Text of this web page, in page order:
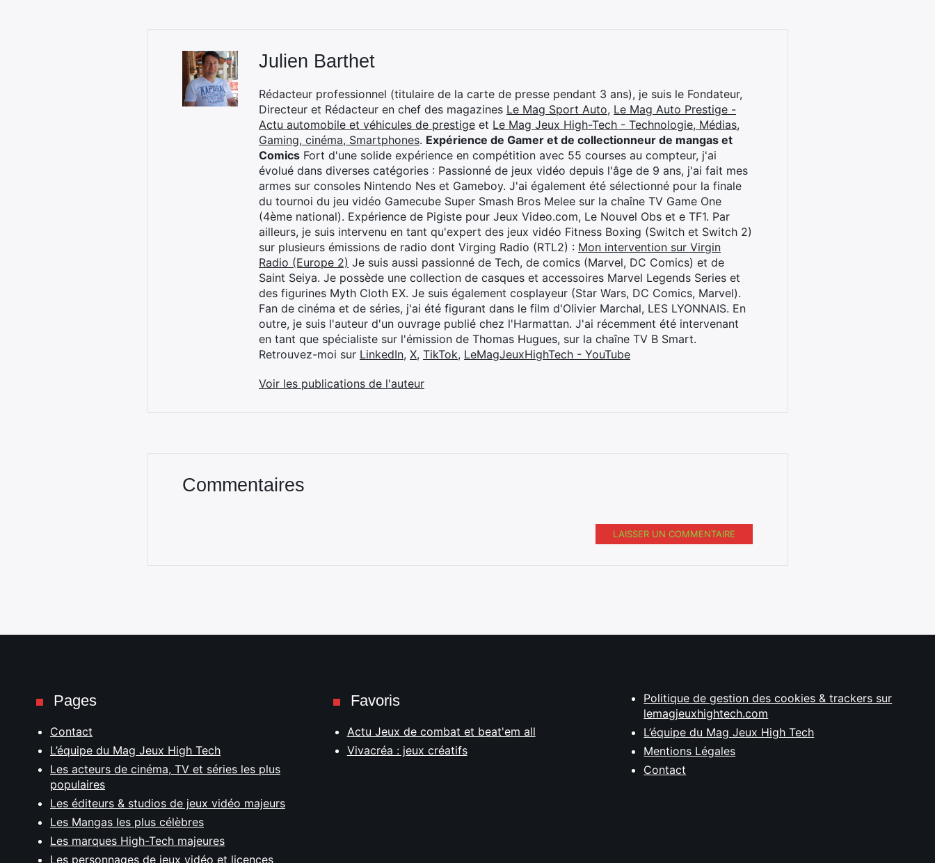
Julien Barthet
Rédacteur professionnel (titulaire de la carte de presse pendant 3 ans), je suis le Fondateur,
Directeur et Rédacteur en chef des magazines Le Mag Sport Auto, Le Mag Auto Prestige -
Actu automobile et véhicules de prestige et Le Mag Jeux High-Tech - Technologie, Médias,
Gaming, cinéma, Smartphones. Expérience de Gamer et de collectionneur de mangas et
Comics Fort d'une solide expérience en compétition avec 55 courses au compteur, j'ai
évolué dans diverses catégories : Passionné de jeux vidéo depuis l'âge de 9 ans, j'ai fait mes
armes sur consoles Nintendo Nes et Gameboy. J'ai également été sélectionné pour la finale
du tournoi du jeu vidéo Gamecube Super Smash Bros Melee sur la chaîne TV Game One
(4ème national). Expérience de Pigiste pour Jeux Video.com, Le Nouvel Obs et e TF1. Par
ailleurs, je suis intervenu en tant qu'expert des jeux vidéo Fitness Boxing (Switch et Switch 2)
sur plusieurs émissions de radio dont Virging Radio (RTL2) : Mon intervention sur Virgin
Radio (Europe 2) Je suis aussi passionné de Tech, de comics (Marvel, DC Comics) et de
Saint Seiya. Je possède une collection de casques et accessoires Marvel Legends Series et
des figurines Myth Cloth EX. Je suis également cosplayeur (Star Wars, DC Comics, Marvel).
Fan de cinéma et de séries, j'ai été figurant dans le film d'Olivier Marchal, LES LYONNAIS. En
outre, je suis l'auteur d'un ouvrage publié chez l'Harmattan. J'ai récemment été intervenant
en tant que spécialiste sur l'émission de Thomas Hugues, sur la chaîne TV B Smart.
Retrouvez-moi sur LinkedIn, X, TikTok, LeMagJeuxHighTech - YouTube
Voir les publications de l'auteur
Commentaires
LAISSER UN COMMENTAIRE
Pages
Contact
L’équipe du Mag Jeux High Tech
Les acteurs de cinéma, TV et séries les plus
populaires
Les éditeurs & studios de jeux vidéo majeurs
Les Mangas les plus célèbres
Les marques High-Tech majeures
Les personnages de jeux vidéo et licences
Favoris
Actu Jeux de combat et beat'em all
Vivacréa : jeux créatifs
Politique de gestion des cookies & trackers sur
lemagjeuxhightech.com
L’équipe du Mag Jeux High Tech
Mentions Légales
Contact